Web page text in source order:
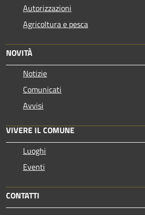
Autorizzazioni
Agricoltura e pesca
NOVITÀ
Notizie
Comunicati
Avvisi
VIVERE IL COMUNE
Luoghi
Eventi
CONTATTI